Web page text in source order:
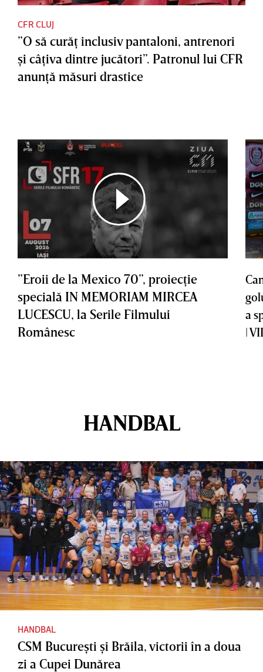
CFR CLUJ
”O să curăţ inclusiv pantaloni, antrenori
şi câţiva dintre jucători”. Patronul lui CFR
anunţă măsuri drastice
”Eroii de la Mexico 70”, proiecţie
specială IN MEMORIAM MIRCEA
LUCESCU, la Serile Filmului
Românesc
a
|
HANDBAL
HANDBAL
CSM Bucureşti şi Brăila, victorii în a doua
zi a Cupei Dunărea